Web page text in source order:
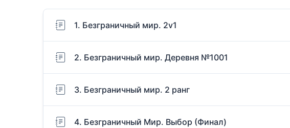
1. Безграничный мир. 2v1
2. Безграничный мир. Деревня №1001
3. Безграничный мир. 2 ранг
4. Безграничный Мир. Выбор (Финал)